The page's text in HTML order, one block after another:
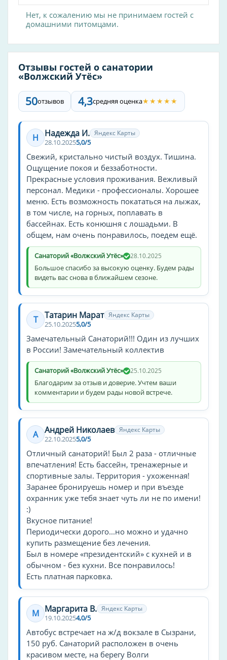
Гирудотерапия
Иппотерапия
Горный воздух
Светолечение
Лазеротерапия
УФ-облучение
Солярий
Электротерапия и магнитотерапия
КВЧ-терапия
УВЧ-терапия
Индуктотермия
Магнитотерапия
Дарсонвализация
Электрофорез
Электростимуляция
Магнитотурботрон
Лечебные ванны
Углекислые ванны
Радоновые ванны
Лечебные души
Душ шарко
Бальнеотерапия
Газолечение
Озонотерапия
Климатотерапия
Галотерапия
Лечебная физкультура
Механотерапия
Дыхательная гимнастика
Гидрокинезотерапия
Лечебная гимнастика
Скандинавская ходьба
Методы диагностики
УЗИ
Нет, к сожалению мы не принимаем гостей с
домашними питомцами.
Отзывы гостей о санатории
«Волжский Утёс»
50отзывов 4,3средняя оценка★★★★★
Н Надежда И. Яндекс Карты
28.10.20255,0/5
Свежий, кристально чистый воздух. Тишина.
Ощущение покоя и беззаботности.
Прекрасные условия проживания. Вежливый
персонал. Медики - профессионалы. Хорошее
меню. Есть возможность покататься на лыжах,
в том числе, на горных, поплавать в
бассейнах. Есть конюшня с лошадьми. В
общем, нам очень понравилось, поедем ещё.
Санаторий «Волжский Утёс» 28.10.2025
Большое спасибо за высокую оценку. Будем рады
видеть вас снова в ближайшем сезоне.
Т Татарин Марат Яндекс Карты
25.10.20255,0/5
Замечательный Санаторий!!! Один из лучших
в России! Замечательный коллектив
Санаторий «Волжский Утёс» 25.10.2025
Благодарим за отзыв и доверие. Учтем ваши
комментарии и будем рады новой встрече.
А Андрей Николаев Яндекс Карты
22.10.20255,0/5
Отличный санаторий! Был 2 раза - отличные
впечатления! Есть бассейн, тренажерные и
спортивные залы. Территория - ухоженная!
Заранее бронируешь номер и при въезде
охранник уже тебя знает чуть ли не по имени!
:)
Вкусное питание!
Периодически дорого...но можно и удачно
купить размещение без лечения.
Был в номере «президентский» с кухней и в
обычном - без кухни. Все понравилось!
Есть платная парковка.
М Маргарита В. Яндекс Карты
19.10.20254,0/5
Автобус встречает на ж/д вокзале в Сызрани,
150 руб. Санаторий расположен в очень
красивом месте, на берегу Волги